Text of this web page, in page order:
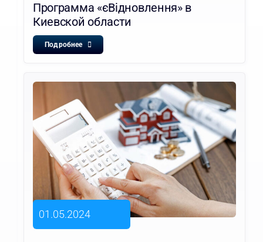
Программа «єВідновлення» в
Киевской области
Подробнее
01.05.2024